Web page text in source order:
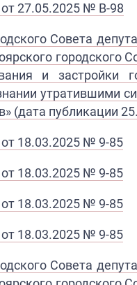
27.05.2025 № В-98
Совета
городского
и застройки
утратившими
(дата публикации
18.03.2025 № 9-85
18.03.2025 № 9-85
18.03.2025 № 9-85
18.03.2025 № 9-85
Совета